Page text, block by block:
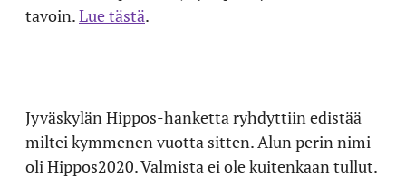
tavoin.Lue tästä.
Jyväskylän Hippos-hanketta ryhdyttiin edistää
miltei kymmenen vuotta sitten. Alun perin nimi
oli Hippos2020. Valmista ei ole kuitenkaan tullut.